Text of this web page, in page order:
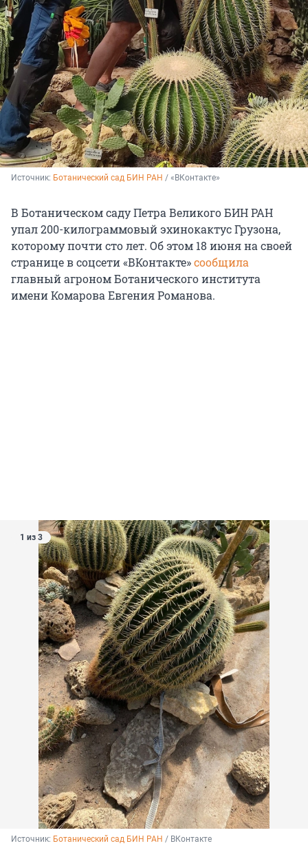
Источник: Ботанический сад БИН РАН / «ВКонтакте»
В Ботаническом саду Петра Великого БИН РАН
упал 200-килограммовый эхинокактус Грузона,
которому почти сто лет. Об этом 18 июня на своей
странице в соцсети «ВКонтакте»сообщила
главный агроном Ботанического института
имени Комарова Евгения Романова.
1 из 3
Источник: Ботанический сад БИН РАН / ВКонтакте